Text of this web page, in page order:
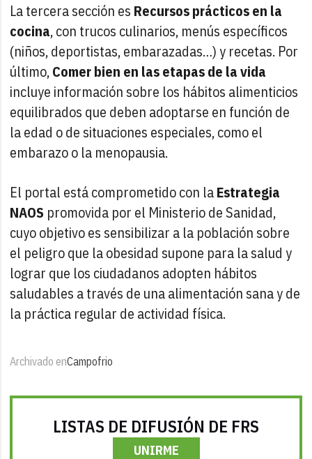
La tercera sección es Recursos prácticos en la
cocina, con trucos culinarios, menús específicos
(niños, deportistas, embarazadas…) y recetas. Por
último,Comer bien en las etapas de la vida
incluye información sobre los hábitos alimenticios
equilibrados que deben adoptarse en función de
la edad o de situaciones especiales, como el
embarazo o la menopausia.
El portal está comprometido con laEstrategia
NAOS promovida por el Ministerio de Sanidad,
cuyo objetivo es sensibilizar a la población sobre
el peligro que la obesidad supone para la salud y
lograr que los ciudadanos adopten hábitos
saludables a través de una alimentación sana y de
la práctica regular de actividad física.
Archivado enCampofrio
LISTAS DE DIFUSIÓN DE FRS
UNIRME